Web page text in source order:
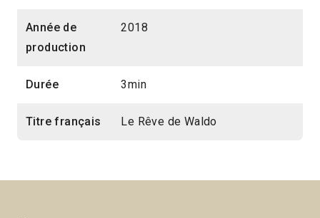
Année de
production
2018
Durée 3min
Titre français Le Rêve de Waldo